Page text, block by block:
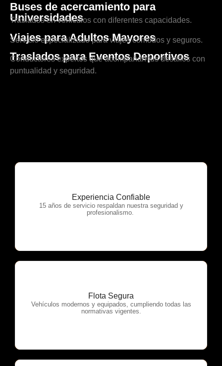
Buses de acercamiento para
Universidades
Traslados en vehículos con diferentes capacidades.
Viajes para Adultos Mayores
Servicio especializado para viajes cómodos y seguros.
Traslados para Eventos Deportivos
Conductores expertos que acompañan tus desafíos con
puntualidad y seguridad.
Experiencia Confiable
15 años de servicio respaldan nuestra seguridad y
profesionalismo.
OTP Servicios
Flota Segura
Vehículos modernos y equipados, cumpliendo todas las
normativas vigentes.
OTP Servicios